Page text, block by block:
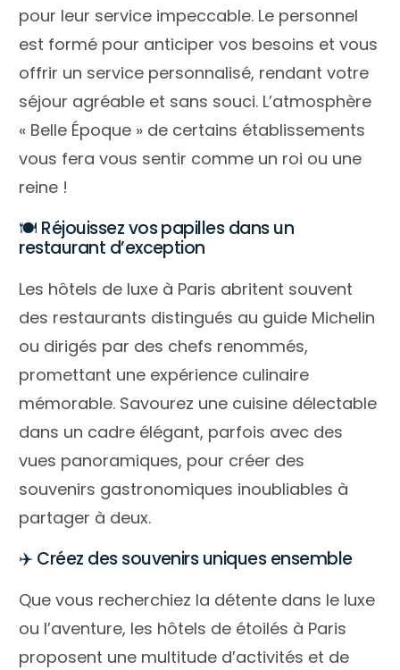
pour leur service impeccable. Le personnel
est formé pour anticiper vos besoins et vous
offrir un service personnalisé, rendant votre
séjour agréable et sans souci. L’atmosphère
« Belle Époque » de certains établissements
vous fera vous sentir comme un roi ou une
reine !
🍽️ Réjouissez vos papilles dans un
restaurant d’exception
Les hôtels de luxe à Paris abritent souvent
des restaurants distingués au guide Michelin
ou dirigés par des chefs renommés,
promettant une expérience culinaire
mémorable. Savourez une cuisine délectable
dans un cadre élégant, parfois avec des
vues panoramiques, pour créer des
souvenirs gastronomiques inoubliables à
partager à deux.
✈️ Créez des souvenirs uniques ensemble
Que vous recherchiez la détente dans le luxe
ou l’aventure, les hôtels de étoilés à Paris
proposent une multitude d’activités et de